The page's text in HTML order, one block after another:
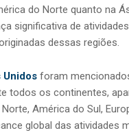
do Norte quanto na
significativa de
dessas regiões.
Unidos foram
todos os continentes,
América do Sul,
global das atividades